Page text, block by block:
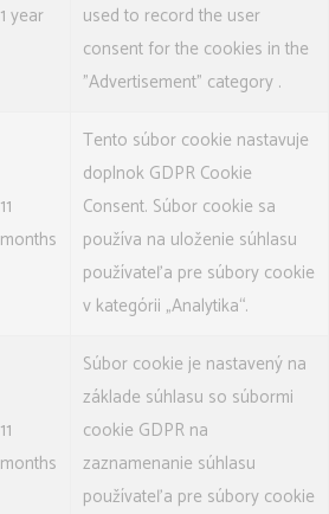
1 year
used to record the user
consent for the cookies in the
"Advertisement" category .
11
months
Tento súbor cookie nastavuje
doplnok GDPR Cookie
Consent. Súbor cookie sa
používa na uloženie súhlasu
používateľa pre súbory cookie
v kategórii „Analytika“.
11
months
Súbor cookie je nastavený na
základe súhlasu so súbormi
cookie GDPR na
zaznamenanie súhlasu
používateľa pre súbory cookie